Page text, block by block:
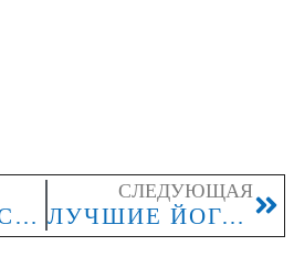
ЛУЧШИЕ ЭКСКУРСИИ В ЕГИПТЕ
СЛЕДУЮЩАЯ
ЛУЧШИЕ ЙОГА-ТУРЫ В ИНДИЮ